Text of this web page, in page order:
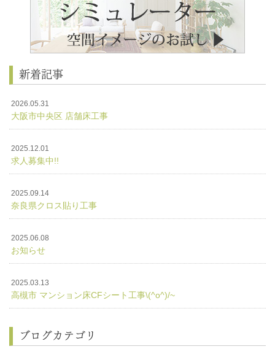
新着記事
2026.05.31
大阪市中央区 店舗床工事
2025.12.01
求人募集中!!
2025.09.14
奈良県クロス貼り工事
2025.06.08
お知らせ
2025.03.13
高槻市 マンション床CFシート工事\(^o^)/~
ブログカテゴリ